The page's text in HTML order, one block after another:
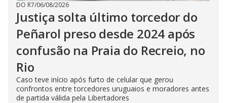
DO R7/06/08/2026
Justiça solta último torcedor do
Peñarol preso desde 2024 após
confusão na Praia do Recreio, no
Rio
Caso teve início após furto de celular que gerou
confrontos entre torcedores uruguaios e moradores antes
de partida válida pela Libertadores